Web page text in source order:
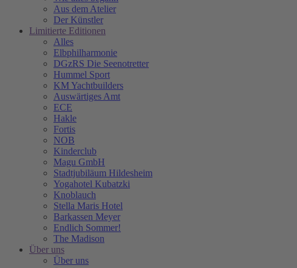
Aus dem Atelier
Der Künstler
Limitierte Editionen
Alles
Elbphilharmonie
DGzRS Die Seenotretter
Hummel Sport
KM Yachtbuilders
Auswärtiges Amt
ECE
Hakle
Fortis
NOB
Kinderclub
Magu GmbH
Stadtjubiläum Hildesheim
Yogahotel Kubatzki
Knoblauch
Stella Maris Hotel
Barkassen Meyer
Endlich Sommer!
The Madison
Über uns
Über uns